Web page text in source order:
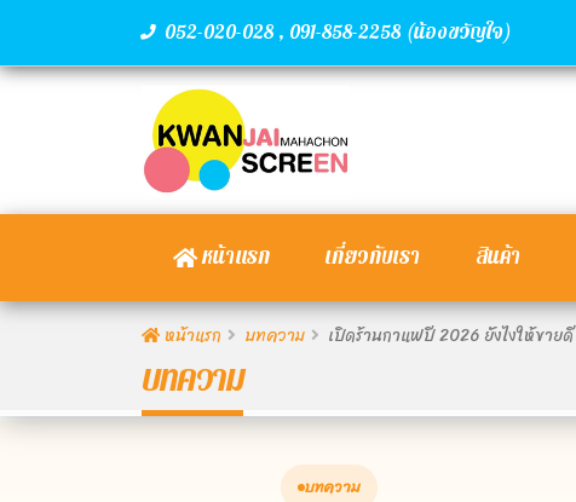
052-020-028 , 091-858-2258 (น้องขวัญใจ)
หน้าแรก เกี่ยวกับเรา สินค้า
หน้าแรก บทความ เปิดร้านกาแฟปี 2026 ยังไงให้ขา
บทความ
บทความ